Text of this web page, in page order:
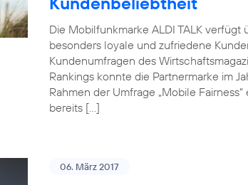
Die Mobilfunkmarke ALDI TALK
besonders loyale und zufriedene
Kundenumfragen des
Rankings konnte die Partnermarke im
Rahmen der Umfrage „Mobile
bereits […]
06. März 2017